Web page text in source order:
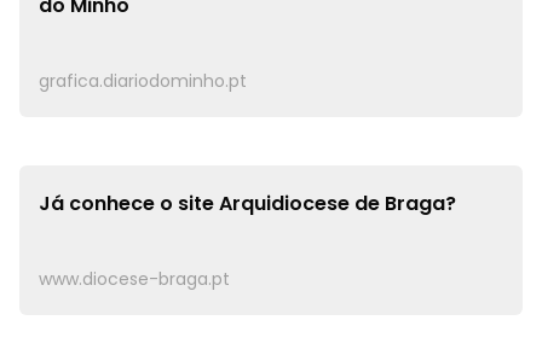
grafica.diariodominho.pt
Já conhece o siteArquidiocese de Braga?
www.diocese-braga.pt